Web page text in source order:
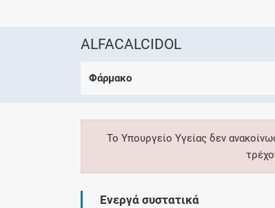
ALFACALCIDOL
Φάρμακο
Το Υπουργείο Υγείας δεν
Ενεργά συστατικά